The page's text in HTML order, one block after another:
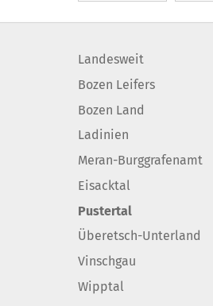
Landesweit
Bozen Leifers
Bozen Land
Ladinien
Meran-Burggrafenamt
Eisacktal
Pustertal
Überetsch-Unterland
Vinschgau
Wipptal